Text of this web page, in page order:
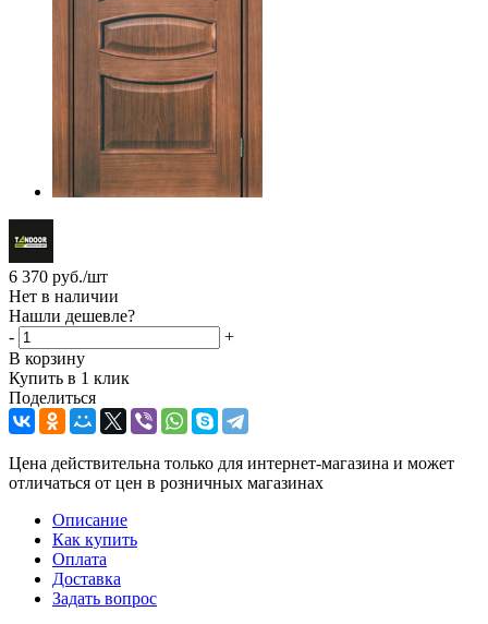
6 370 руб./шт
Нет в наличии
Нашли дешевле?
-
+
В корзину
Купить в 1 клик
Поделиться
Цена действительна только для интернет-магазина и может
отличаться от цен в розничных магазинах
Описание
Как купить
Оплата
Доставка
Задать вопрос